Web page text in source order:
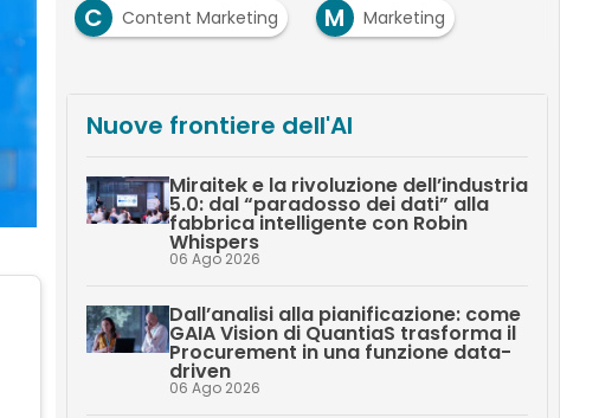
C
Content Marketing M Marketing
Nuove frontiere dell'AI
Miraitek e la rivoluzione dell’industria
5.0: dal “paradosso dei dati” alla
fabbrica intelligente con Robin
Whispers
06 Ago 2026
Dall’analisi alla pianificazione: come
GAIA Vision di QuantiaS trasforma il
Procurement in una funzione data-
driven
06 Ago 2026